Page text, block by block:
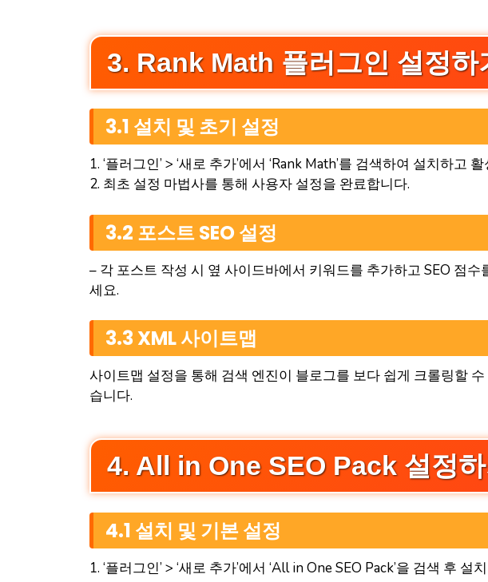
3. Rank Math 플러그인 설정하
3.1 설치 및 초기 설정
1. ‘플러그인’ > ‘새로 추가’에서 ‘Rank Math’를 검색하여 설치하고
2. 최초 설정 마법사를 통해 사용자 설정을 완료합니다.
3.2 포스트 SEO 설정
– 각 포스트 작성 시 옆 사이드바에서 키워드를 추가하고 SEO 점
세요.
3.3 XML 사이트맵
사이트맵 설정을 통해 검색 엔진이 블로그를 보다 쉽게 크롤링할
습니다.
4. All in One SEO Pack 설정
4.1 설치 및 기본 설정
1. ‘플러그인’ > ‘새로 추가’에서 ‘All in One SEO Pack’을 검색 후 설